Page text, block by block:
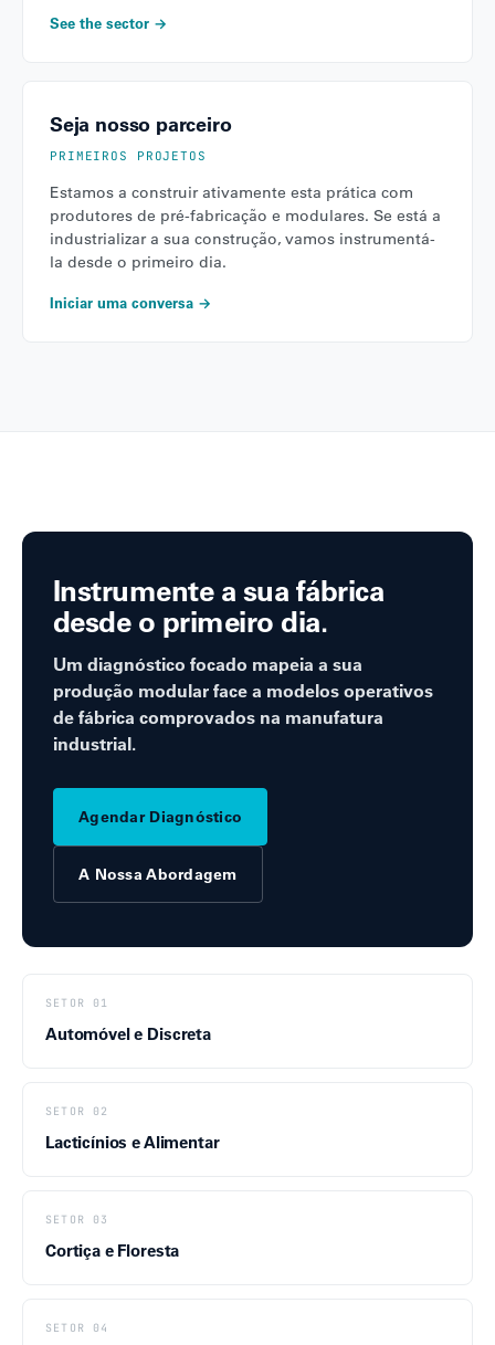
See the sector →
Seja nosso parceiro
PRIMEIROS PROJETOS
Estamos a construir ativamente esta prática com
produtores de pré-fabricação e modulares. Se está a
industrializar a sua construção, vamos instrumentá-
la desde o primeiro dia.
Iniciar uma conversa →
Instrumente a sua fábrica
desde o primeiro dia.
Um diagnóstico focado mapeia a sua
produção modular face a modelos operativos
de fábrica comprovados na manufatura
industrial.
Agendar Diagnóstico
A Nossa Abordagem
SETOR 01
Automóvel e Discreta
SETOR 02
Lacticínios e Alimentar
SETOR 03
Cortiça e Floresta
SETOR 04